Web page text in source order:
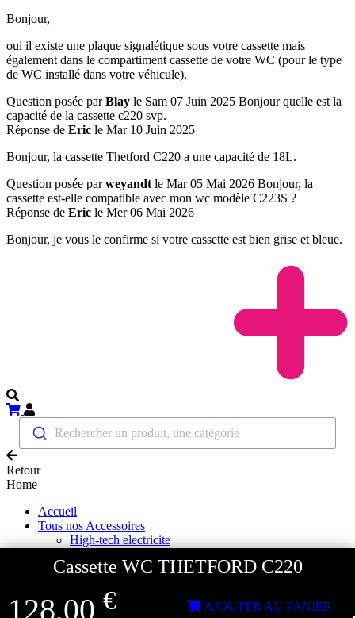
Bonjour,
oui il existe une plaque signalétique sous votre cassette mais
également dans le compartiment cassette de votre WC (pour le type
de WC installé dans votre véhicule).
Question posée parBlay le Sam 07 Juin 2025 Bonjour quelle est la
capacité de la cassette c220 svp.
Réponse de Eric le Mar 10 Juin 2025
Bonjour, la cassette Thetford C220 a une capacité de 18L.
Question posée parweyandtle Mar 05 Mai 2026 Bonjour, la
cassette est-elle compatible avec mon wc modèle C223S ?
Réponse de Eric le Mer 06 Mai 2026
Bonjour, je vous le confirme si votre cassette est bien grise et bleue.
Cassette WC THETFORD C220
128,00 € AJOUTER AU PANIER
Rechercher un produit, une catégorie
Retour
Home
Accueil
Tous nos Accessoires
High-tech electricite
Antenne 4G 5G
TV et combiné DVD
Support TV